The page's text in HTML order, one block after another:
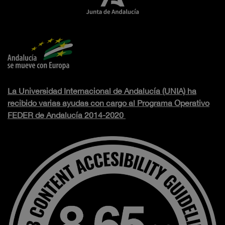
La Universidad Internacional de Andalucía (UNIA) ha
recibido varias ayudas con cargo al Programa Operativo
FEDER de Andalucía 2014-2020